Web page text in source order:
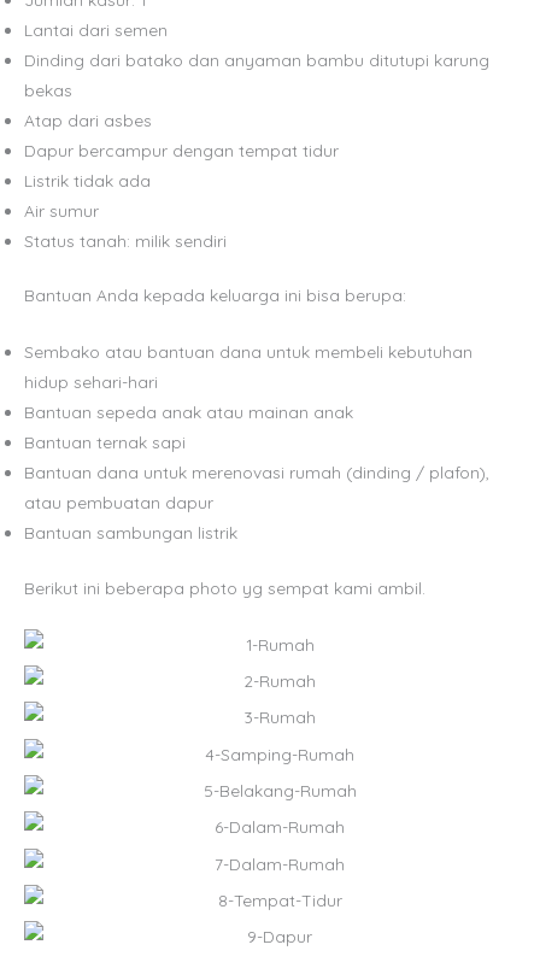
Lantai dari semen
Dinding dari batako dan anyaman bambu ditutupi karung
bekas
Atap dari asbes
Dapur bercampur dengan tempat tidur
Listrik tidak ada
Air sumur
Status tanah: milik sendiri
Bantuan Anda kepada keluarga ini bisa berupa:
Sembako atau bantuan dana untuk membeli kebutuhan
hidup sehari-hari
Bantuan sepeda anak atau mainan anak
Bantuan ternak sapi
Bantuan dana untuk merenovasi rumah (dinding / plafon),
atau pembuatan dapur
Bantuan sambungan listrik
Berikut ini beberapa photo yg sempat kami ambil.